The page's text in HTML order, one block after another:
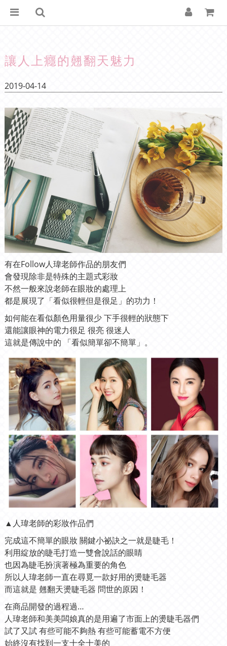
讓人上癮的翹翻天魅力
2019-04-14
有在Follow人瑋老師作品的朋友們
會發現除非是特殊的主題式彩妝
不然一般來說老師在眼妝的處理上
都是展現了「看似很輕但是很足」的功力！
如何能在看似顏色用量很少 下手很輕的狀態下
還能讓眼神的電力很足 很亮 很迷人
這就是傳說中的 「看似簡單卻不簡單」。
▲人瑋老師的彩妝作品們
完成這不簡單的眼妝 關鍵小祕訣之一就是睫毛！
利用綻放的睫毛打造一雙會說話的眼睛
也因為睫毛扮演著極為重要的角色
所以人瑋老師一直在尋覓一款好用的燙睫毛器
而這就是 翹翻天燙睫毛器 問世的原因！
在商品開發的過程過…
人瑋老師和美美闆娘真的是用遍了市面上的燙睫毛器們
試了又試 有些可能不夠熱 有些可能蓄電不方便
始終沒有找到一支十全十美的